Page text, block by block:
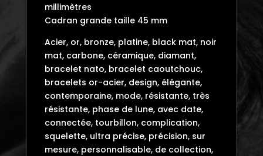
millimètres
Cadran grande taille 45 mm
Acier, or, bronze, platine, black mat, noir
mat, carbone, céramique, diamant,
bracelet nato, bracelet caoutchouc,
bracelets or-acier, design, élégante,
contemporaine, mode, résistante, très
résistante, phase de lune, avec date,
connectée, tourbillon, complication,
squelette, ultra précise, précision, sur
mesure, personnalisable, de collection,